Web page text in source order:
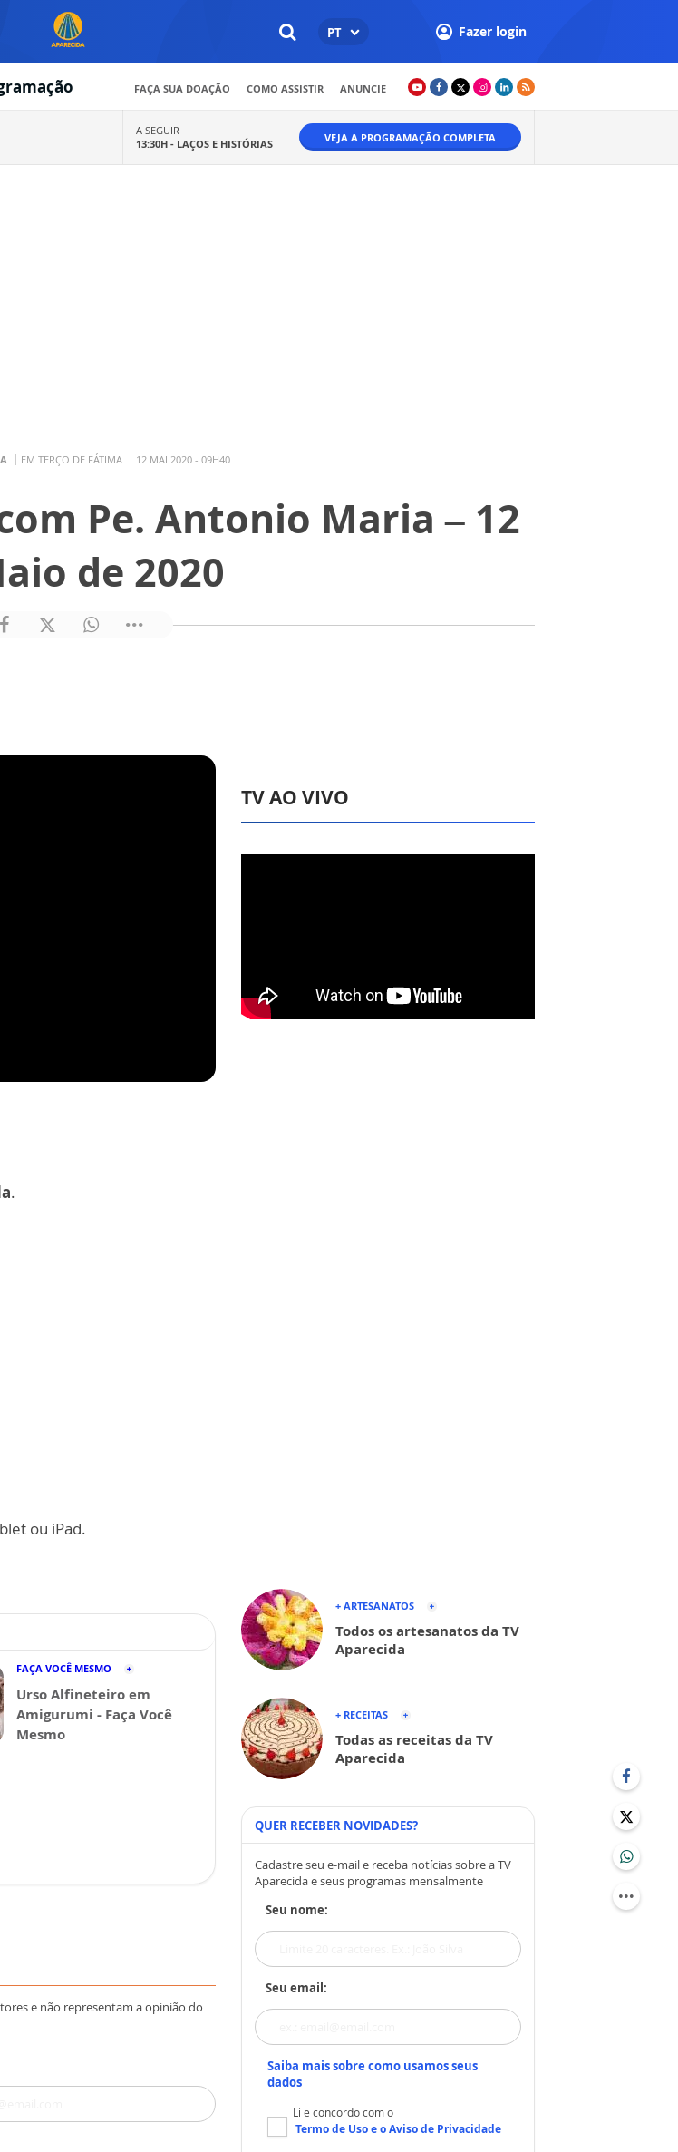
PT Fazer login
FAÇA SUA DOAÇÃO COMO ASSISTIR ANUNCIE
A SEGUIR
13:30H - LAÇOS E HISTÓRIAS VEJA A PROGRAMAÇÃO COMPLETA
EM TERÇO DE FÁTIMA 12 MAI 2020 - 09H40
Pe. Antonio Maria – 12
de 2020
.
ou iPad.
FAÇA VOCÊ MESMO
Urso Alfineteiro em
Amigurumi - Faça Você
Mesmo
e não representam a opinião do
TV AO VIVO
+ ARTESANATOS
Todos os artesanatos da TV
Aparecida
+ RECEITAS
Todas as receitas da TV
Aparecida
QUER RECEBER NOVIDADES?
Cadastre seu e-mail e receba notícias sobre a TV
Aparecida e seus programas mensalmente
Seu nome:
Seu email:
Saiba mais sobre como usamos seus
dados
Li e concordo com o
Termo de Usoe oAviso de Privacidade